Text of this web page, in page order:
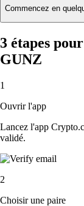
Commencez en
3 étapes
GUNZ
1
Ouvrir l'app
Lancez l'app
validé.
2
Choisir une paire